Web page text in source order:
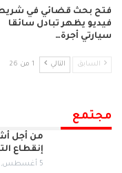
فتح بحث قضائي في
فيديو يظهر تبادل سائقا
سيارتي أجرة…
السابق التالي 1 من 26
مجتمع
من أجل
إنقطاع
5 أغسطس, 2026